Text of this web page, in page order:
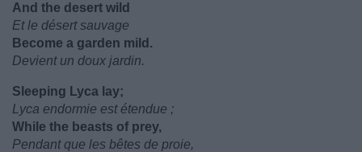
And the desert wild
Et le désert sauvage
Become a garden mild.
Devient un doux jardin.
Sleeping Lyca lay;
Lyca endormie est étendue ;
While the beasts of prey,
Pendant que les bêtes de proie,